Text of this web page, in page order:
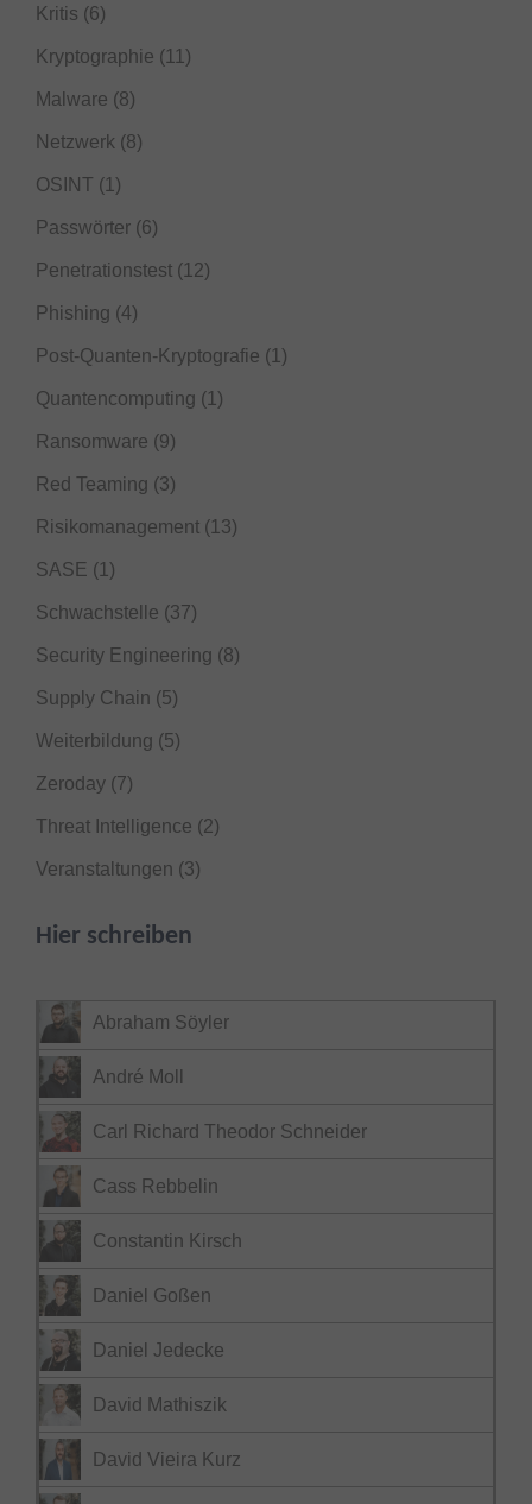
Kritis (6)
Kryptographie (11)
Malware (8)
Netzwerk (8)
OSINT (1)
Passwörter (6)
Penetrationstest (12)
Phishing (4)
Post-Quanten-Kryptografie (1)
Quantencomputing (1)
Ransomware (9)
Red Teaming (3)
Risikomanagement (13)
SASE (1)
Schwachstelle (37)
Security Engineering (8)
Supply Chain (5)
Weiterbildung (5)
Zeroday (7)
Threat Intelligence (2)
Veranstaltungen (3)
Hier schreiben
Abraham Söyler
André Moll
Carl Richard Theodor Schneider
Cass Rebbelin
Constantin Kirsch
Daniel Goßen
Daniel Jedecke
David Mathiszik
David Vieira Kurz